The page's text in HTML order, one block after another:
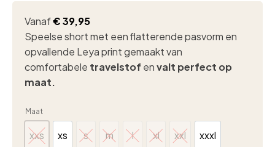
Vanaf€39,95
Speelse short met een flatterende pasvorm en
opvallende Leya print gemaakt van
comfortabele travelstof envalt perfect op
maat.
Maat
xxs
xxs
xs
xs
s
s
m
m
l
l
xl
xl
xxl
xxl
xxxl
xxxl